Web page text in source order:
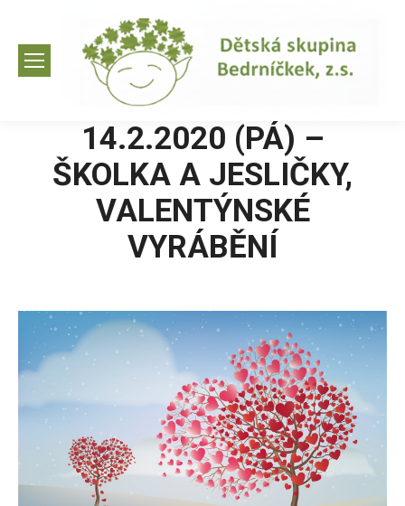
14.2.2020 (PÁ) –
ŠKOLKA A JESLIČKY,
VALENTÝNSKÉ
VYRÁBĚNÍ